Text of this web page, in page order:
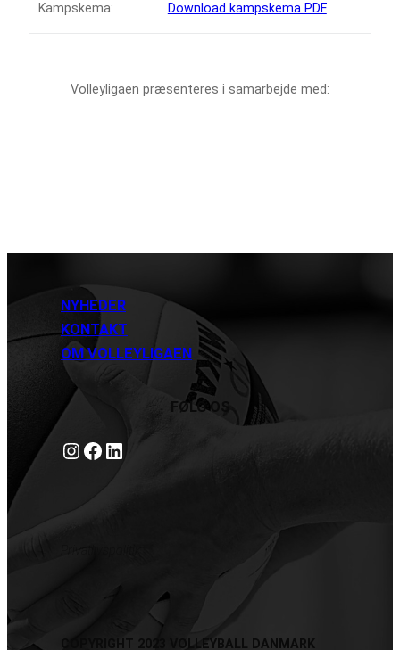
Kampskema: Download kampskema PDF
Volleyligaen præsenteres i samarbejde med:
NYHEDER
KONTAKT
OM VOLLEYLIGAEN
FØLG OS
Instagram https://www.facebook.com/danishbeachvolleytour LinkedIn
COPYRIGHT 2023 VOLLEYBALL DANMARK